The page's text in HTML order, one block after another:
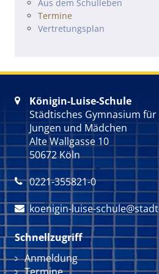
Navigation überspringen
Aus dem Schulleben
Termine
Vertretungsplan

Königin-Luise-Schule
Städtisches Gymnasium für
Jungen und Mädchen
Alte Wallgasse 10
50672 Köln
 0221-355821-0
 koenigin-luise-
Schnellzugriff
Navigation überspringen
Anmeldung